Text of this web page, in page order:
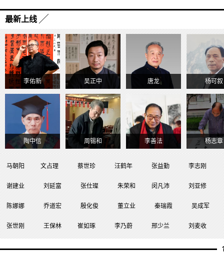
最新上线
李佑新 吴正中 唐龙 杨可叙
陶中信 周锡和 李善法 杨志章
马朝阳 文占理 蔡世珍 汪鹤年 张益勤 李志刚
谢建业 刘延富 张仕璨 朱荣和 闵凡沛 刘亚修
陈娜娜 乔道宏 殷化俊 董立业 秦瑞霞 吴成军
张世刚 王保林 崔如琢 李乃蔚 邢少兰 刘麦收